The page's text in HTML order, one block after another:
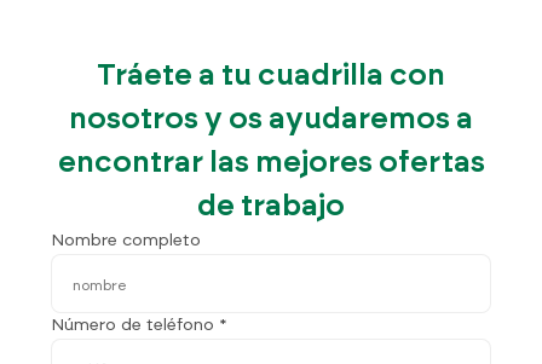
Tráete a tu cuadrilla con
nosotros y os ayudaremos a
encontrar las mejores ofertas
de trabajo
Nombre completo
Número de teléfono *